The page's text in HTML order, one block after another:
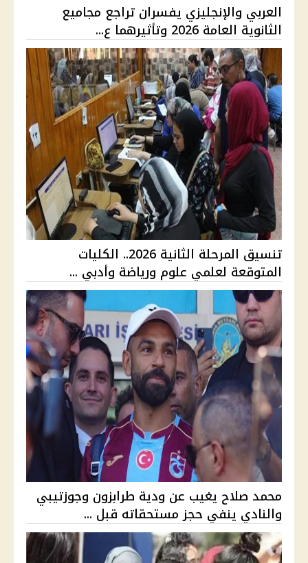
العربي والإنجليزي يفسران تراجع مجاميع
الثانوية العامة 2026 وتأثيرهما ع...
تنسيق المرحلة الثانية 2026.. الكليات
المتوقعة لعلمي علوم ورياضة وأدبي ...
محمد صلاح يغيب عن ودية طرابزون وجوزتيبي
والنادي ينفي حجز مستحقاته قبل ...